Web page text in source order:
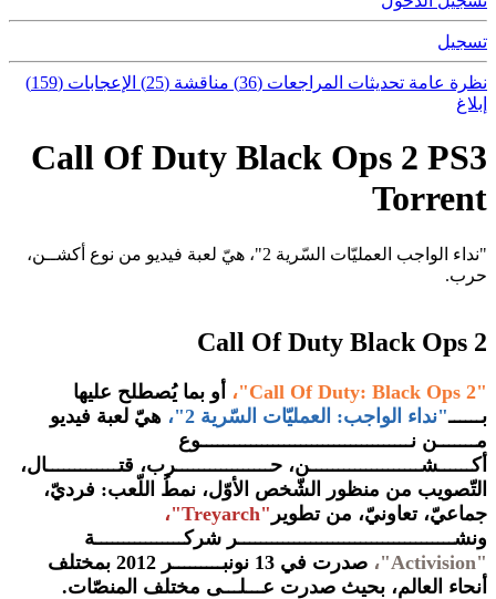
تسجيل
نظرة عامة تحديثات المراجعات (36) مناقشة (25)
الإعجابات (159)
إبلاغ
Call Of Duty Black Ops 2 PS3
Torrent
"نداء الواجب العمليّات السّرية 2"، هيّ لعبة فيديو من نوع أكشــن،
حرب.
Call Of Duty Black Ops 2
"Call Of Duty: Black Ops 2"،
أو بما يُصطلح عليها
بــــــ"نداء الواجب: العمليّات السّرية 2"،
هيّ لعبة فيديو
مـــــــن نــــــــــــــــــــــــــــــــــــــوع
أكــــــشــــــــــــــــــــن، حـــــــــــــــــرب، قتـــــــــــــال،
التّصويب من منظور الشّخص الأوّل، نمطُ اللّعب: فرديّ،
جماعيّ، تعاونيّ، من تطوير "Treyarch"،
ونشـــــــــــــــــــــــــــــــــــــــر شركــــــــــــــــة
"Activision"،
صدرت في 13 نونبـــــــــر 2012 بمختلف
أنحاء العالم، بحيث صدرت عـــلـــى مختلف المنصّات.